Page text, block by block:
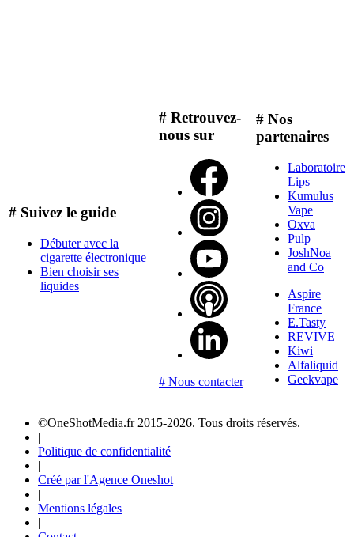
# Suivez le guide
Débuter avec la
cigarette électronique
Bien choisir ses
liquides
# Retrouvez-
nous sur
# Nous contacter
# Nos
partenaires
Laboratoire
Lips
Kumulus
Vape
Oxva
Pulp
JoshNoa
and Co
Aspire
France
E.Tasty
REVIVE
Kiwi
Alfaliquid
Geekvape
©OneShotMedia.fr 2015-2026. Tous droits réservés.
|
Politique de confidentialité
|
Créé par l'Agence Oneshot
|
Mentions légales
|